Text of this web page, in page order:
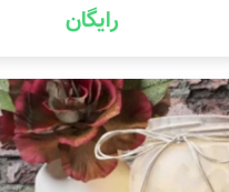
رایگان